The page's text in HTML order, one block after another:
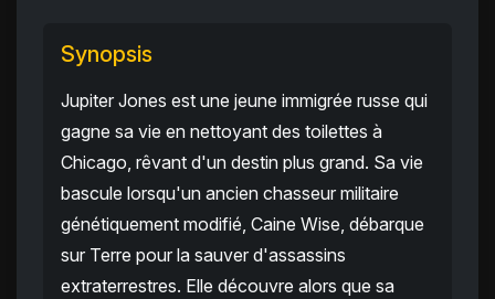
Synopsis
Jupiter Jones est une jeune immigrée russe qui
gagne sa vie en nettoyant des toilettes à
Chicago, rêvant d'un destin plus grand. Sa vie
bascule lorsqu'un ancien chasseur militaire
génétiquement modifié, Caine Wise, débarque
sur Terre pour la sauver d'assassins
extraterrestres. Elle découvre alors que sa